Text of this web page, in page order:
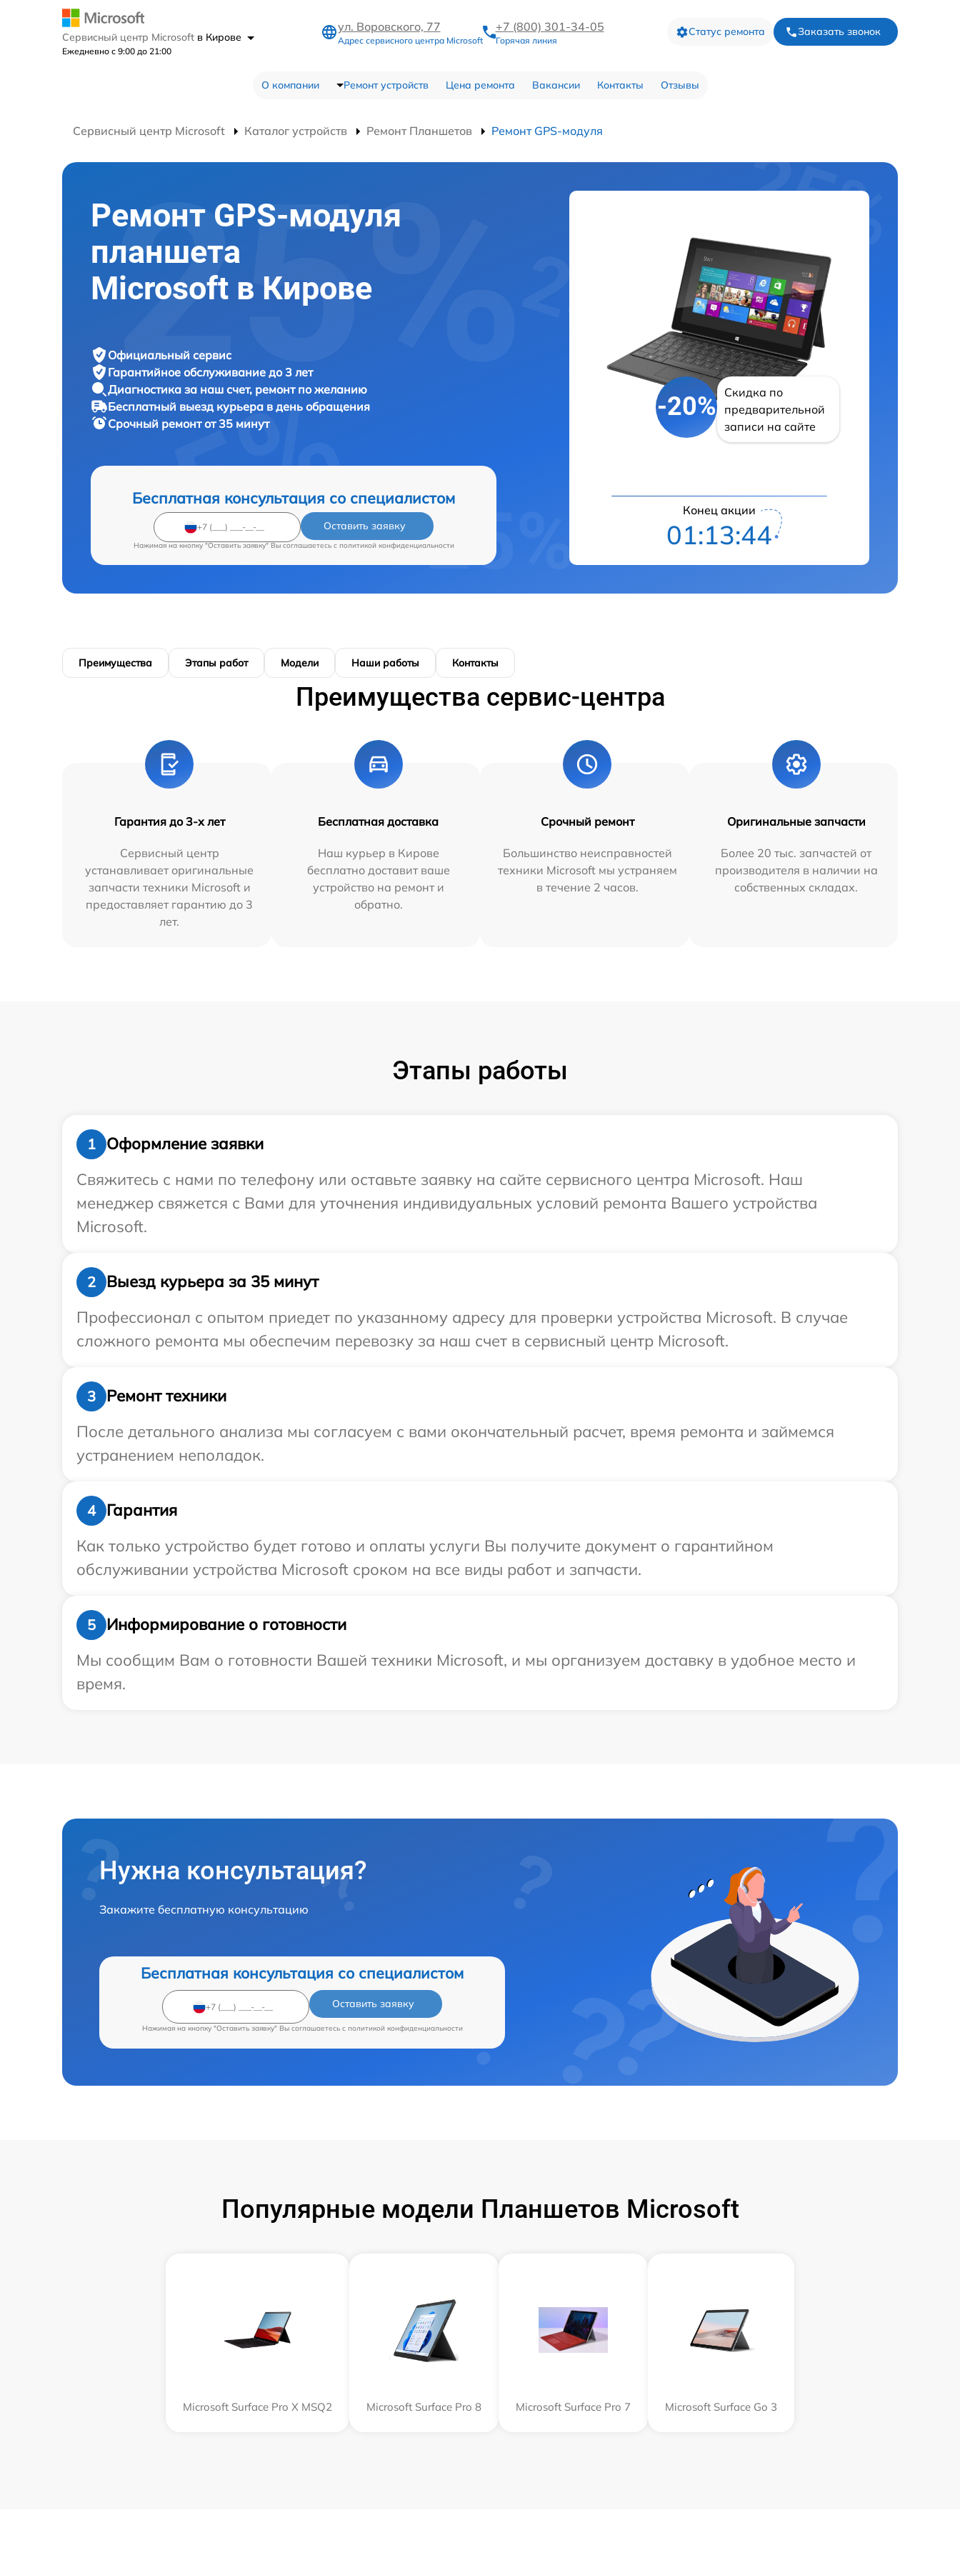
Сервисный центр Microsoft в Кирове
Ежедневно с 9:00 до 21:00
ул. Воровского, 77
Адрес сервисного центра Microsoft
+7 (800) 301-34-05
Горячая линия
Статус ремонта Заказать звонок
О компании Ремонт устройств Цена ремонта Вакансии Контакты Отзывы
Сервисный центр Microsoft Каталог устройств Ремонт Планшетов Ремонт GPS-модуля
Ремонт GPS-модуля
планшета
Microsoft в Кирове
Официальный сервис
Гарантийное обслуживание до 3 лет
Диагностика за наш счет, ремонт по желанию
Бесплатный выезд курьера в день обращения
Срочный ремонтот 35 минут
Бесплатная консультация со специалистом
Оставить заявку
Нажимая на кнопку "Оставить заявку" Вы соглашаетесь c политикой конфиденциальности
-20%
Скидка по
предварительной
записи на сайте
Конец акции
01:13:43
Преимущества Этапы работ Модели Наши работы Контакты
Преимущества сервис-центра
Гарантия до 3-х лет
Сервисный центр
устанавливает оригинальные
запчасти техники Microsoft и
предоставляет гарантию до 3
лет.
Бесплатная доставка
Наш курьер в Кирове
бесплатно доставит ваше
устройство на ремонт и
обратно.
Срочный ремонт
Большинство неисправностей
техники Microsoft мы устраняем
в течение 2 часов.
Оригинальные запчасти
Более 20 тыс. запчастей от
производителя в наличии на
собственных складах.
Этапы работы
1
Оформление заявки
Свяжитесь с нами по телефону или оставьте заявку на сайте сервисного центра Microsoft. Наш
менеджер свяжется с Вами для уточнения индивидуальных условий ремонта Вашего устройства
Microsoft.
2
Выезд курьера за 35 минут
Профессионал с опытом приедет по указанному адресу для проверки устройства Microsoft. В случае
сложного ремонта мы обеспечим перевозку за наш счет в сервисный центр Microsoft.
3
Ремонт техники
После детального анализа мы согласуем с вами окончательный расчет, время ремонта и займемся
устранением неполадок.
4
Гарантия
Как только устройство будет готово и оплаты услуги Вы получите документ о гарантийном
обслуживании устройства Microsoft сроком на все виды работ и запчасти.
5
Информирование о готовности
Мы сообщим Вам о готовности Вашей техники Microsoft, и мы организуем доставку в удобное место и
время.
Нужна консультация?
Закажите бесплатную консультацию
Бесплатная консультация со специалистом
Оставить заявку
Нажимая на кнопку "Оставить заявку" Вы соглашаетесь c политикой конфиденциальности
Популярные модели Планшетов Microsoft
Microsoft Surface Pro X MSQ2 Microsoft Surface Pro 8 Microsoft Surface Pro 7 Microsoft Surface Go 3